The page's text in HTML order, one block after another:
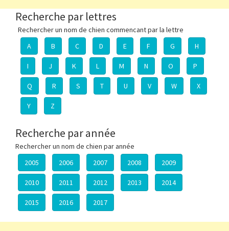
Recherche par lettres
Rechercher un nom de chien commencant par la lettre
A
B C D E F G H
I J K L M N O P
Q R S T U V W X
Y Z
Recherche par année
Rechercher un nom de chien par année
2005
2006 2007 2008 2009
2010 2011 2012 2013 2014
2015 2016 2017